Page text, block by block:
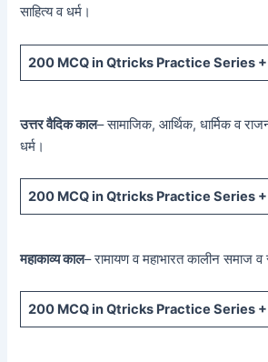
साहित्य व धर्म।
200 MCQin Qtricks Practice Series +
उत्तर वैदिक काल– सामाजिक, आर्थिक, धार्मिक व
धर्म।
200 MCQin Qtricks Practice Series +
महाकाव्य काल– रामायण व महाभारत कालीन समाज व
200 MCQin Qtricks Practice Series +